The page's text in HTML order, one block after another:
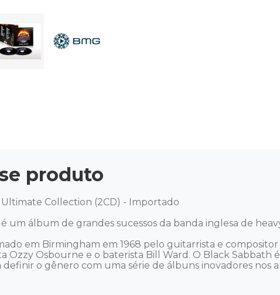
produto
Collection (2CD) - Importado
um álbum de grandes sucessos da banda inglesa de
em Birmingham em 1968 pelo guitarrista e
Ozzy Osbourne e o baterista Bill Ward. O Black
o gênero com uma série de álbuns inovadores nos